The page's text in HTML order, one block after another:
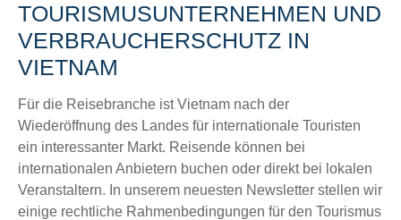
TOURISMUSUNTERNEHMEN UND
VERBRAUCHERSCHUTZ IN
VIETNAM
Für die Reisebranche ist Vietnam nach der
Wiederöffnung des Landes für internationale Touristen
ein interessanter Markt. Reisende können bei
internationalen Anbietern buchen oder direkt bei lokalen
Veranstaltern. In unserem neuesten Newsletter stellen wir
einige rechtliche Rahmenbedingungen für den Tourismus